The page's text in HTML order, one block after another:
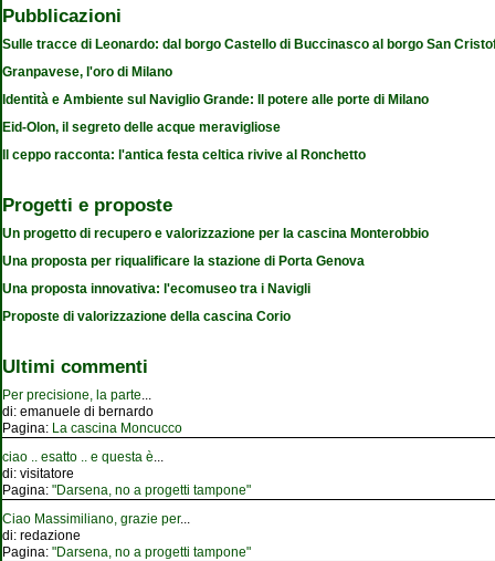
Pubblicazioni
Sulle tracce di Leonardo: dal borgo Castello di Buccinasco al borgo San
Granpavese, l'oro di Milano
Identità e Ambiente sul Naviglio Grande: Il potere alle porte di Milano
Eid-Olon, il segreto delle acque meravigliose
Il ceppo racconta: l'antica festa celtica rivive al Ronchetto
Progetti e proposte
Un progetto di recupero e valorizzazione per la cascina Monterobbio
Una proposta per riqualificare la stazione di Porta Genova
Una proposta innovativa: l'ecomuseo tra i Navigli
Proposte di valorizzazione della cascina Corio
Ultimi commenti
Per precisione, la parte
di: emanuele di bernardo
Pagina: La cascina Moncucco
ciao .. esatto .. e questa è
di: visitatore
Pagina: "Darsena, no a progetti tampone"
Ciao Massimiliano, grazie per...
di: redazione
Pagina: "Darsena, no a progetti tampone"